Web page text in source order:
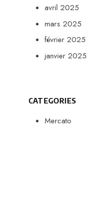
avril 2025
mars 2025
février 2025
janvier 2025
CATEGORIES
Mercato